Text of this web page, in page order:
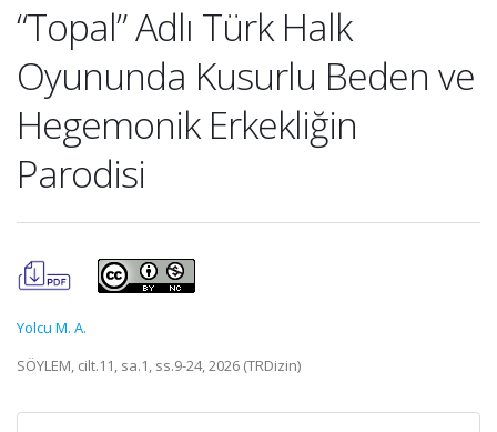
“Topal” Adlı Türk Halk
Oyununda Kusurlu Beden ve
Hegemonik Erkekliğin
Parodisi
Yolcu M. A.
SÖYLEM, cilt.11, sa.1, ss.9-24, 2026 (TRDizin)